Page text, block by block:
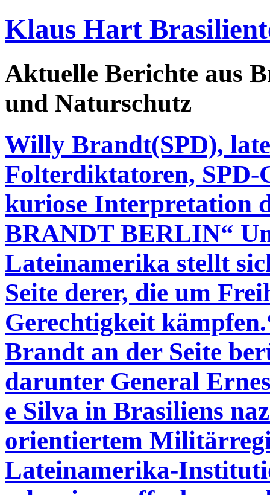
Klaus Hart
Aktuelle Berichte aus
und Naturschutz
Willy Brandt(SPD),
Folterdiktatoren, SPD-
kuriose Interpretation
BRANDT BERLIN“
Lateinamerika stellt
Seite derer, die um
Gerechtigkeit
Brandt an der Seite
darunter General
e Silva in Brasiliens
orientiertem
Lateinamerika-